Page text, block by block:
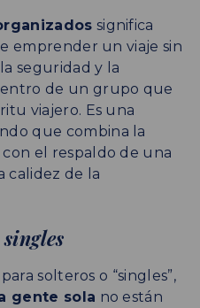
significa
emprender un viaje sin
seguridad y la
de un grupo que
viajero. Es una
que combina la
el respaldo de una
calidez de la
solteros o “singles”,
gente sola no están